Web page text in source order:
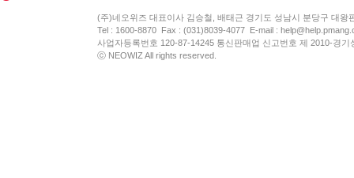
(주)네오위즈 대표이사 김승철, 배태근 경기도 성남시 분당구 대왕
Tel : 1600-8870 Fax : (031)8039-4077 E-mail :
사업자등록번호 120-87-14245 통신판매업 신고번호 제 2010-경
ⓒ NEOWIZ All rights reserved.